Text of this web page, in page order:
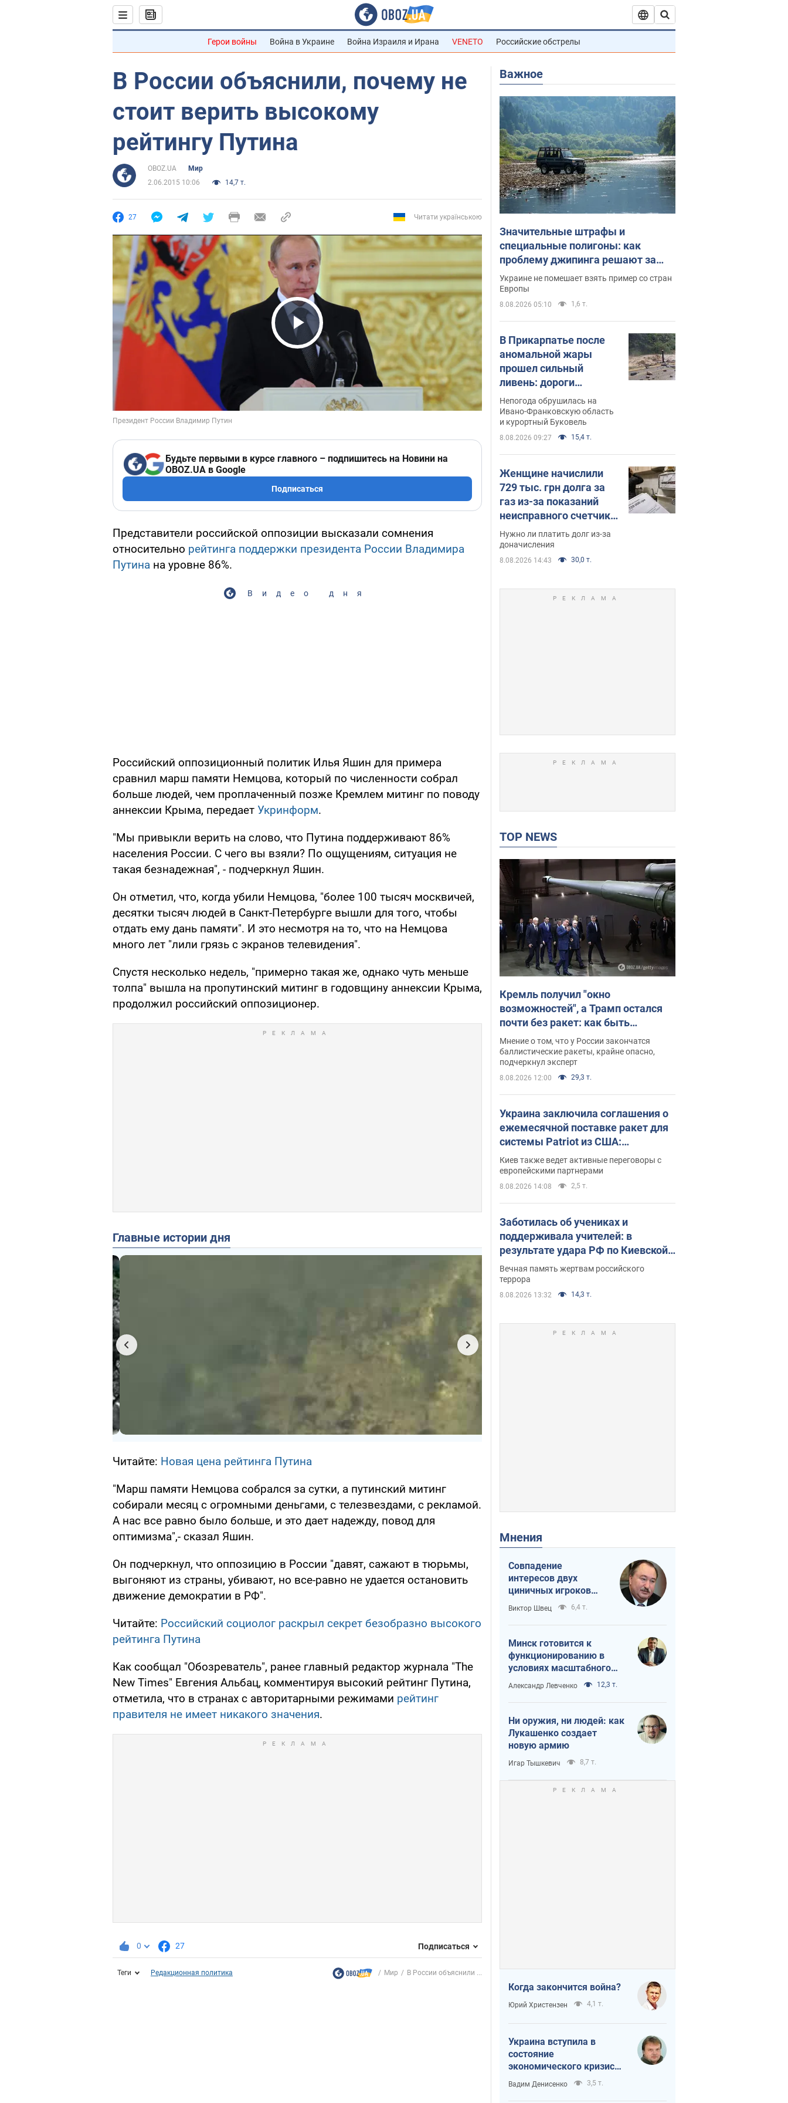
Герои войны Война в Украине Война Израиля и Ирана VENETO Российские обстрелы
В России объяснили, почему не
стоит верить высокому
рейтингу Путина
OBOZ.UA
Мир
2.06.2015 10:06
14,7 т.
27 Читати українською
Play Video
Будьте первыми в курсе главного – подпишитесь на Новини на
OBOZ.UA в Google
Подписаться
Представители российской оппозиции высказали сомнения
относительно рейтинга поддержки президента России Владимира
Путина на уровне 86%.
Видео дня
Российский оппозиционный политик Илья Яшин для примера
сравнил марш памяти Немцова, который по численности собрал
больше людей, чем проплаченный позже Кремлем митинг по поводу
аннексии Крыма, передает Укринформ.
"Мы привыкли верить на слово, что Путина поддерживают 86%
населения России. С чего вы взяли? По ощущениям, ситуация не
такая безнадежная", - подчеркнул Яшин.
Он отметил, что, когда убили Немцова, "более 100 тысяч москвичей,
десятки тысяч людей в Санкт-Петербурге вышли для того, чтобы
отдать ему дань памяти". И это несмотря на то, что на Немцова
много лет "лили грязь с экранов телевидения".
Спустя несколько недель, "примерно такая же, однако чуть меньше
толпа" вышла на пропутинский митинг в годовщину аннексии Крыма,
продолжил российский оппозиционер.
Главные истории дня
Читайте: Новая цена рейтинга Путина
"Марш памяти Немцова собрался за сутки, а путинский митинг
собирали месяц с огромными деньгами, с телезвездами, с рекламой.
А нас все равно было больше, и это дает надежду, повод для
оптимизма",- сказал Яшин.
Он подчеркнул, что оппозицию в России "давят, сажают в тюрьмы,
выгоняют из страны, убивают, но все-равно не удается остановить
движение демократии в РФ".
Читайте: Российский социолог раскрыл секрет безобразно высокого
рейтинга Путина
Как сообщал "Обозреватель", ранее главный редактор журнала "The
New Times" Евгения Альбац, комментируя высокий рейтинг Путина,
отметила, что в странах с авторитарными режимами рейтинг
правителя не имеет никакого значения.
0 27 Подписаться
Теги Редакционная политика Мир В России объяснили ...
Важное
Значительные штрафы и
специальные полигоны: как
проблему джипинга решают за
границей
Украине не помешает взять пример со стран
Европы
8.08.2026 05:10 1,6 т.
В Прикарпатье после
аномальной жары
прошел сильный
ливень: дороги
превратились в реки.
Видео
Непогода обрушилась на
Ивано-Франковскую область
и курортный Буковель
8.08.2026 09:27 15,4 т.
Женщине начислили
729 тыс. грн долга за
газ из-за показаний
неисправного счетчика:
судья вынес
неожиданное решение
Нужно ли платить долг из-за
доначисления
8.08.2026 14:43 30,0 т.
TOP NEWS
Кремль получил "окно
возможностей", а Трамп остался
почти без ракет: как быть
Украине? Интервью с Мельником
Мнение о том, что у России закончатся
баллистические ракеты, крайне опасно,
подчеркнул эксперт
8.08.2026 12:00 29,3 т.
Украина заключила соглашения о
ежемесячной поставке ракет для
системы Patriot из США:
Зеленский раскрыл подробности
Киев также ведет активные переговоры с
европейскими партнерами
8.08.2026 14:08 2,5 т.
Заботилась об учениках и
поддерживала учителей: в
результате удара РФ по Киевской
области погибли директор
киевского лицея, её муж и внук
Вечная память жертвам российского
террора
8.08.2026 13:32 14,3 т.
Мнения
Совпадение
интересов двух
циничных игроков
или тайный план
Трампа и Путина?
Виктор Швец 6,4 т.
Минск готовится к
функционированию в
условиях масштабного
военного кризиса
Александр Левченко 12,3 т.
Ни оружия, ни людей: как
Лукашенко создает
новую армию
Игар Тышкевич 8,7 т.
Когда закончится война?
Юрий Христензен 4,1 т.
Украина вступила в
состояние
экономического кризиса.
Есть ли свет в конце
туннеля?
Вадим Денисенко 3,5 т.